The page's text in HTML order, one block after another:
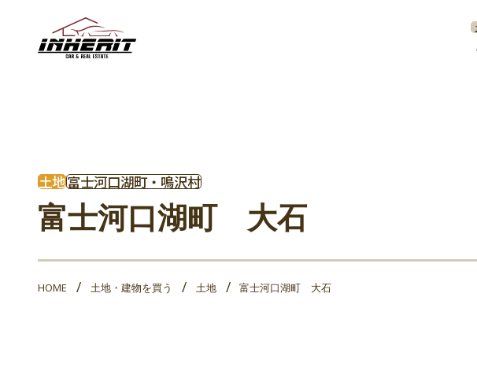
土地富士河口湖町・鳴沢村
富士河口湖町 大石
HOME 土地・建物を買う 土地 富士河口湖町 大石